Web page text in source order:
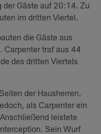
der Gäste auf 20:14. Zu
im dritten Viertel.
die Gäste aus
Carpenter traf aus 44
des dritten Viertels
der Hausherren.
als Carpenter ein
leistete
Sein Wurf